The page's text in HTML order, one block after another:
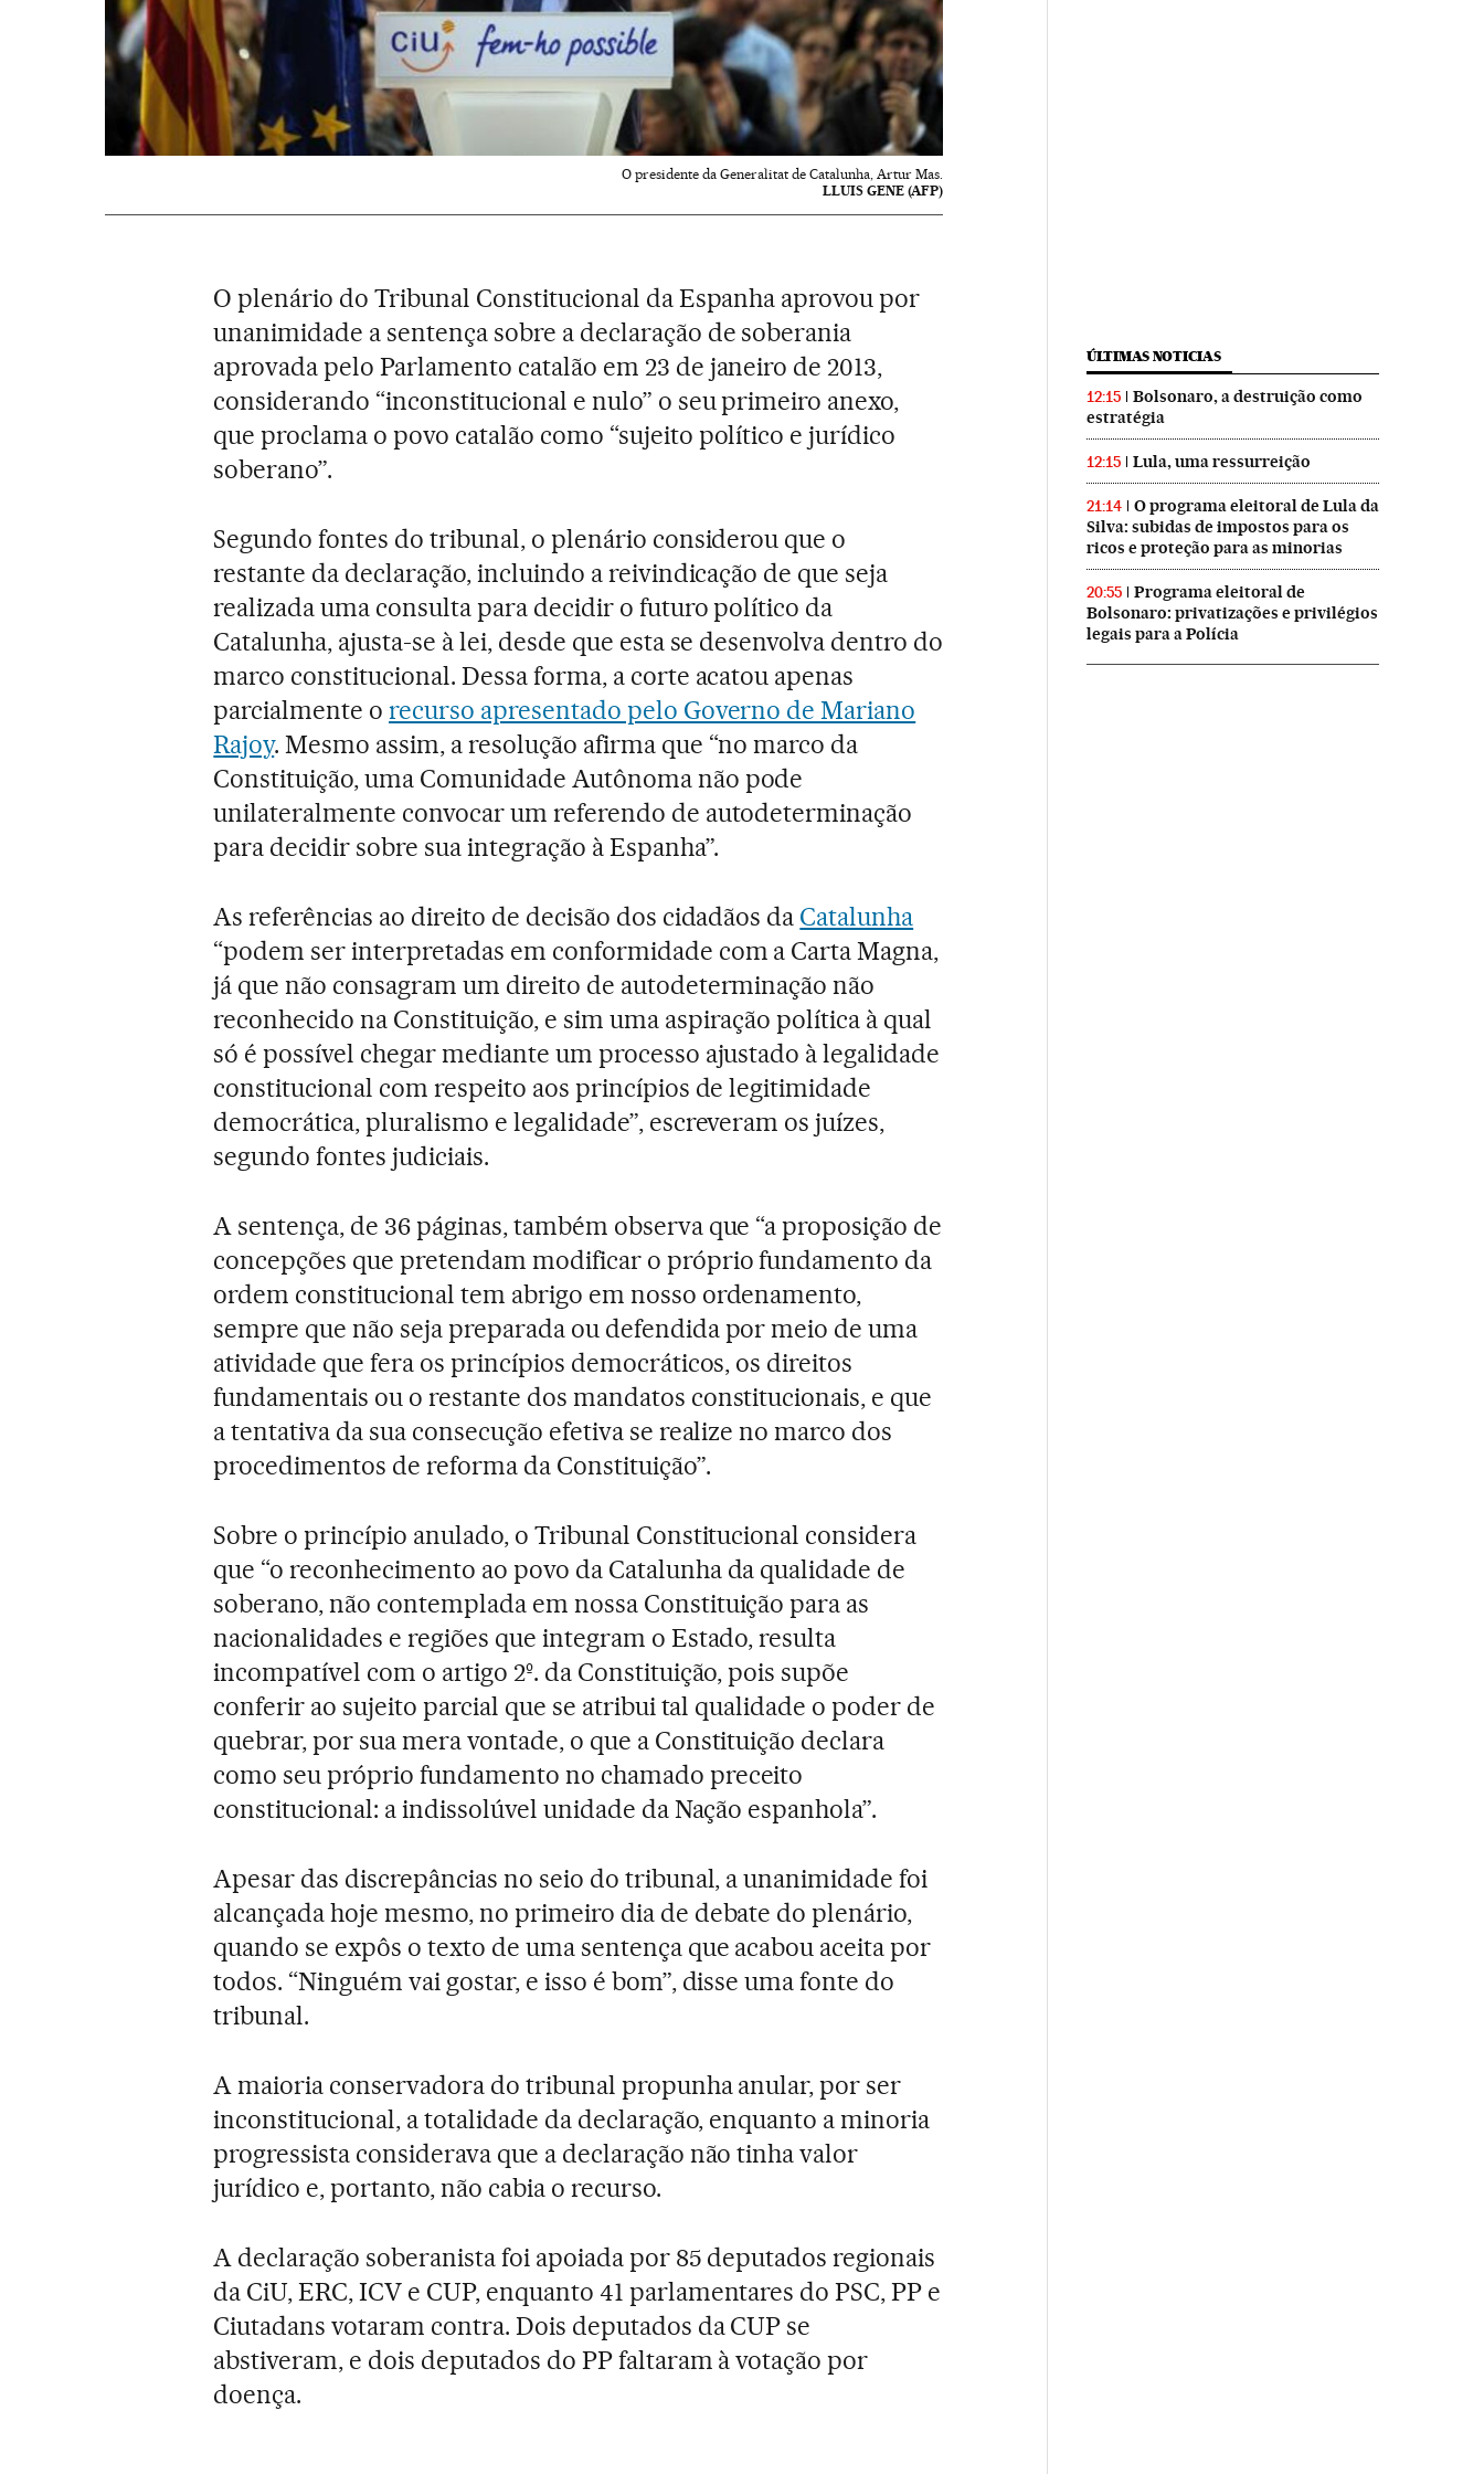
O presidente da Generalitat de Catalunha, Artur Mas.
LLUIS GENE (AFP)
O plenário do Tribunal Constitucional da Espanha aprovou por
unanimidade a sentença sobre a declaração de soberania
aprovada pelo Parlamento catalão em 23 de janeiro de 2013,
considerando “inconstitucional e nulo” o seu primeiro anexo,
que proclama o povo catalão como “sujeito político e jurídico
soberano”.
Segundo fontes do tribunal, o plenário considerou que o
restante da declaração, incluindo a reivindicação de que seja
realizada uma consulta para decidir o futuro político da
Catalunha, ajusta-se à lei, desde que esta se desenvolva dentro do
marco constitucional. Dessa forma, a corte acatou apenas
parcialmente orecurso apresentado pelo Governo de Mariano
Rajoy. Mesmo assim, a resolução afirma que “no marco da
Constituição, uma Comunidade Autônoma não pode
unilateralmente convocar um referendo de autodeterminação
para decidir sobre sua integração à Espanha”.
As referências ao direito de decisão dos cidadãos da Catalunha
“podem ser interpretadas em conformidade com a Carta Magna,
já que não consagram um direito de autodeterminação não
reconhecido na Constituição, e sim uma aspiração política à qual
só é possível chegar mediante um processo ajustado à legalidade
constitucional com respeito aos princípios de legitimidade
democrática, pluralismo e legalidade”, escreveram os juízes,
segundo fontes judiciais.
A sentença, de 36 páginas, também observa que “a proposição de
concepções que pretendam modificar o próprio fundamento da
ordem constitucional tem abrigo em nosso ordenamento,
sempre que não seja preparada ou defendida por meio de uma
atividade que fera os princípios democráticos, os direitos
fundamentais ou o restante dos mandatos constitucionais, e que
a tentativa da sua consecução efetiva se realize no marco dos
procedimentos de reforma da Constituição”.
Sobre o princípio anulado, o Tribunal Constitucional considera
que “o reconhecimento ao povo da Catalunha da qualidade de
soberano, não contemplada em nossa Constituição para as
nacionalidades e regiões que integram o Estado, resulta
incompatível com o artigo 2º. da Constituição, pois supõe
conferir ao sujeito parcial que se atribui tal qualidade o poder de
quebrar, por sua mera vontade, o que a Constituição declara
como seu próprio fundamento no chamado preceito
constitucional: a indissolúvel unidade da Nação espanhola”.
Apesar das discrepâncias no seio do tribunal, a unanimidade foi
alcançada hoje mesmo, no primeiro dia de debate do plenário,
quando se expôs o texto de uma sentença que acabou aceita por
todos. “Ninguém vai gostar, e isso é bom”, disse uma fonte do
tribunal.
A maioria conservadora do tribunal propunha anular, por ser
inconstitucional, a totalidade da declaração, enquanto a minoria
progressista considerava que a declaração não tinha valor
jurídico e, portanto, não cabia o recurso.
A declaração soberanista foi apoiada por 85 deputados regionais
da CiU, ERC, ICV e CUP, enquanto 41 parlamentares do PSC, PP e
Ciutadans votaram contra. Dois deputados da CUP se
abstiveram, e dois deputados do PP faltaram à votação por
doença.
ÚLTIMAS NOTICIAS
12:15
Bolsonaro, a destruição como
estratégia
12:15 Lula, uma ressurreição
21:14
O programa eleitoral de Lula da
Silva: subidas de impostos para os
ricos e proteção para as minorias
20:55
Programa eleitoral de
Bolsonaro: privatizações e privilégios
legais para a Polícia